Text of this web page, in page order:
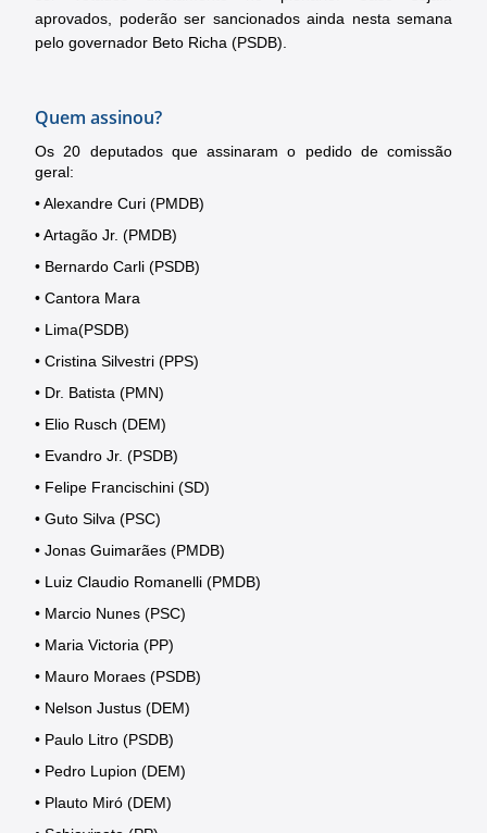
aprovados, poderão ser sancionados ainda nesta semana
pelo governador Beto Richa (PSDB).
Quem assinou?
Os 20 deputados que assinaram o pedido de comissão
geral:
• Alexandre Curi (PMDB)
• Artagão Jr. (PMDB)
• Bernardo Carli (PSDB)
• Cantora Mara
• Lima(PSDB)
• Cristina Silvestri (PPS)
• Dr. Batista (PMN)
• Elio Rusch (DEM)
• Evandro Jr. (PSDB)
• Felipe Francischini (SD)
• Guto Silva (PSC)
• Jonas Guimarães (PMDB)
• Luiz Claudio Romanelli (PMDB)
• Marcio Nunes (PSC)
• Maria Victoria (PP)
• Mauro Moraes (PSDB)
• Nelson Justus (DEM)
• Paulo Litro (PSDB)
• Pedro Lupion (DEM)
• Plauto Miró (DEM)